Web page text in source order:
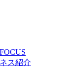
ス紹介